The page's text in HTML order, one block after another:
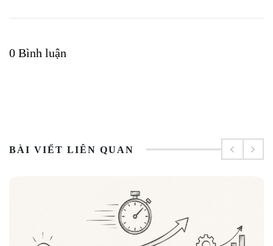
0 Bình luận
BÀI VIẾT LIÊN QUAN